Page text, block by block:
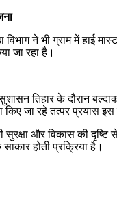
ने भी ग्राम में हाई
जा रहा है।
तिहार के दौरान
किए जा रहे तत्पर प्रयास
और विकास की दृष्टि
होती प्रक्रिया है।